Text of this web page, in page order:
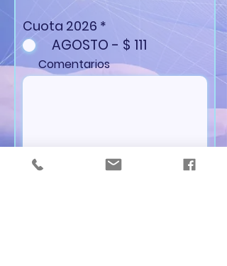
Cuota 2026 *
AGOSTO - $ 111
Comentarios